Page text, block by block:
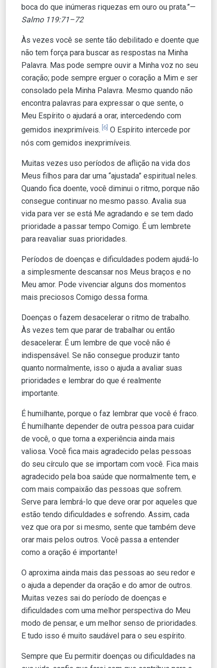
boca do que inúmeras riquezas em ouro ou prata.”—
Salmo 119:71–72
Às vezes você se sente tão debilitado e doente que
não tem força para buscar as respostas na Minha
Palavra. Mas pode sempre ouvir a Minha voz no seu
coração; pode sempre erguer o coração a Mim e ser
consolado pela Minha Palavra. Mesmo quando não
encontra palavras para expressar o que sente, o
Meu Espírito o ajudará a orar, intercedendo com
gemidos inexprimíveis. [6] O Espírito intercede por
nós com gemidos inexprimíveis.
Muitas vezes uso períodos de aflição na vida dos
Meus filhos para dar uma “ajustada” espiritual neles.
Quando fica doente, você diminui o ritmo, porque não
consegue continuar no mesmo passo. Avalia sua
vida para ver se está Me agradando e se tem dado
prioridade a passar tempo Comigo. É um lembrete
para reavaliar suas prioridades.
Períodos de doenças e dificuldades podem ajudá-lo
a simplesmente descansar nos Meus braços e no
Meu amor. Pode vivenciar alguns dos momentos
mais preciosos Comigo dessa forma.
Doenças o fazem desacelerar o ritmo de trabalho.
Às vezes tem que parar de trabalhar ou então
desacelerar. É um lembre de que você não é
indispensável. Se não consegue produzir tanto
quanto normalmente, isso o ajuda a avaliar suas
prioridades e lembrar do que é realmente
importante.
É humilhante, porque o faz lembrar que você é fraco.
É humilhante depender de outra pessoa para cuidar
de você, o que torna a experiência ainda mais
valiosa. Você fica mais agradecido pelas pessoas
do seu círculo que se importam com você. Fica mais
agradecido pela boa saúde que normalmente tem, e
com mais compaixão das pessoas que sofrem.
Serve para lembrá-lo que deve orar por aqueles que
estão tendo dificuldades e sofrendo. Assim, cada
vez que ora por si mesmo, sente que também deve
orar mais pelos outros. Você passa a entender
como a oração é importante!
O aproxima ainda mais das pessoas ao seu redor e
o ajuda a depender da oração e do amor de outros.
Muitas vezes sai do período de doenças e
dificuldades com uma melhor perspectiva do Meu
modo de pensar, e um melhor senso de prioridades.
E tudo isso é muito saudável para o seu espírito.
Sempre que Eu permitir doenças ou dificuldades na